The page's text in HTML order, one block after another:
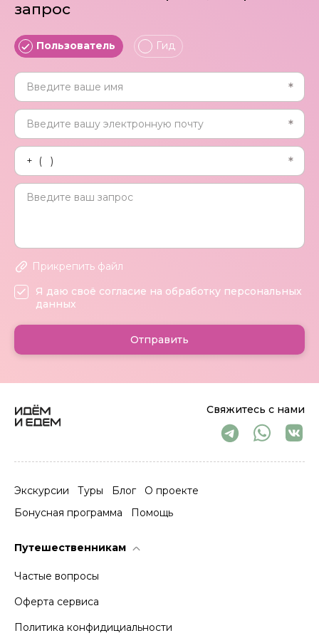
Свяжитесь с нами
Экскурсии Туры Блог
О проекте
Бонусная программа
Помощь
Путешественникам
Частые вопросы
Оферта сервиса
Политика конфидициальности
запрос
Пользователь Гид
Прикрепить файл
Я даю своё согласие на обработку персональных
данных
Отправить